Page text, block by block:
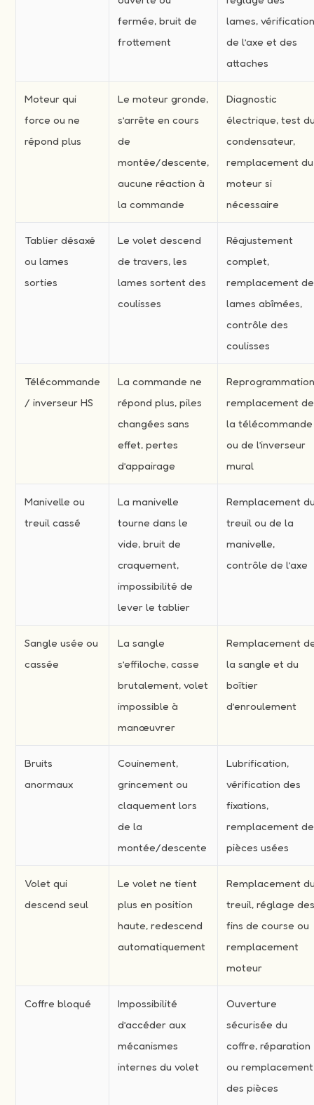
fermée, bruit de
frottement
lames,
de l’axe et des
attaches
Moteur qui
force ou ne
répond plus
Le moteur gronde,
s’arrête en cours
de
montée/descente,
aucune réaction à
la commande
Diagnostic
électrique, test
condensateur,
remplacement du
moteur si
nécessaire
Tablier désaxé
ou lames
sorties
Le volet descend
de travers, les
lames sortent des
coulisses
Réajustement
complet,
remplacement de
lames abîmées,
contrôle des
coulisses
Télécommande
/ inverseur HS
La commande ne
répond plus, piles
changées sans
effet, pertes
d’appairage
remplacement de
la télécommande
ou de l’inverseur
mural
Manivelle ou
treuil cassé
La manivelle
tourne dans le
vide, bruit de
craquement,
impossibilité de
lever le tablier
Remplacement
treuil ou de la
manivelle,
contrôle de l’axe
Sangle usée ou
cassée
La sangle
s’effiloche, casse
brutalement, volet
impossible à
manœuvrer
Remplacement
la sangle et du
boîtier
d’enroulement
Bruits
anormaux
Couinement,
grincement ou
claquement lors
de la
montée/descente
Lubrification,
vérification des
fixations,
remplacement de
pièces usées
Volet qui
descend seul
Le volet ne tient
plus en position
haute, redescend
automatiquement
Remplacement
treuil, réglage
fins de course ou
remplacement
moteur
Coffre bloqué
Impossibilité
d’accéder aux
mécanismes
internes du volet
Ouverture
sécurisée du
coffre, réparation
ou remplacement
des pièces